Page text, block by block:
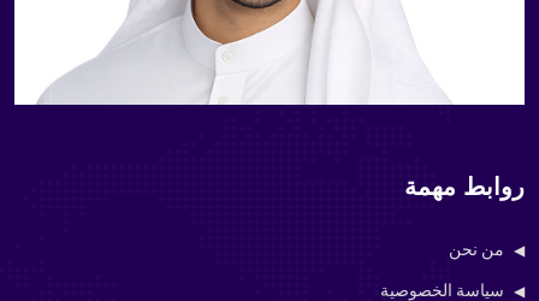
روابط مهمة
من نحن
سياسة الخصوصية